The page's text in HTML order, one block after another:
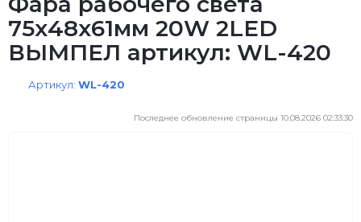
75х48x61мм 20W 2LED
ВЫМПЕЛ артикул: WL-420
Артикул: WL-420
Последнее обновление страницы 10.08.2026 02:33:30